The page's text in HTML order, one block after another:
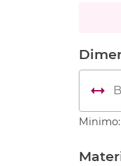
Minimo: